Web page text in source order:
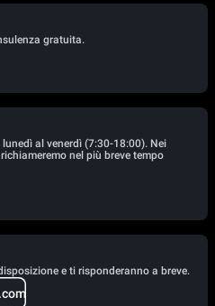
gratuita.
al venerdì (7:30-18:00). Nei
nel più breve tempo
e ti risponderanno a breve.